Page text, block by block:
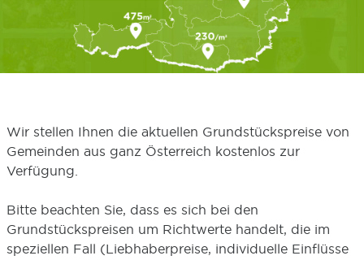
Wir stellen Ihnen die aktuellen Grundstückspreise von
Gemeinden aus ganz Österreich kostenlos zur
Verfügung.
Bitte beachten Sie, dass es sich bei den
Grundstückspreisen um Richtwerte handelt, die im
speziellen Fall (Liebhaberpreise, individuelle Einflüsse